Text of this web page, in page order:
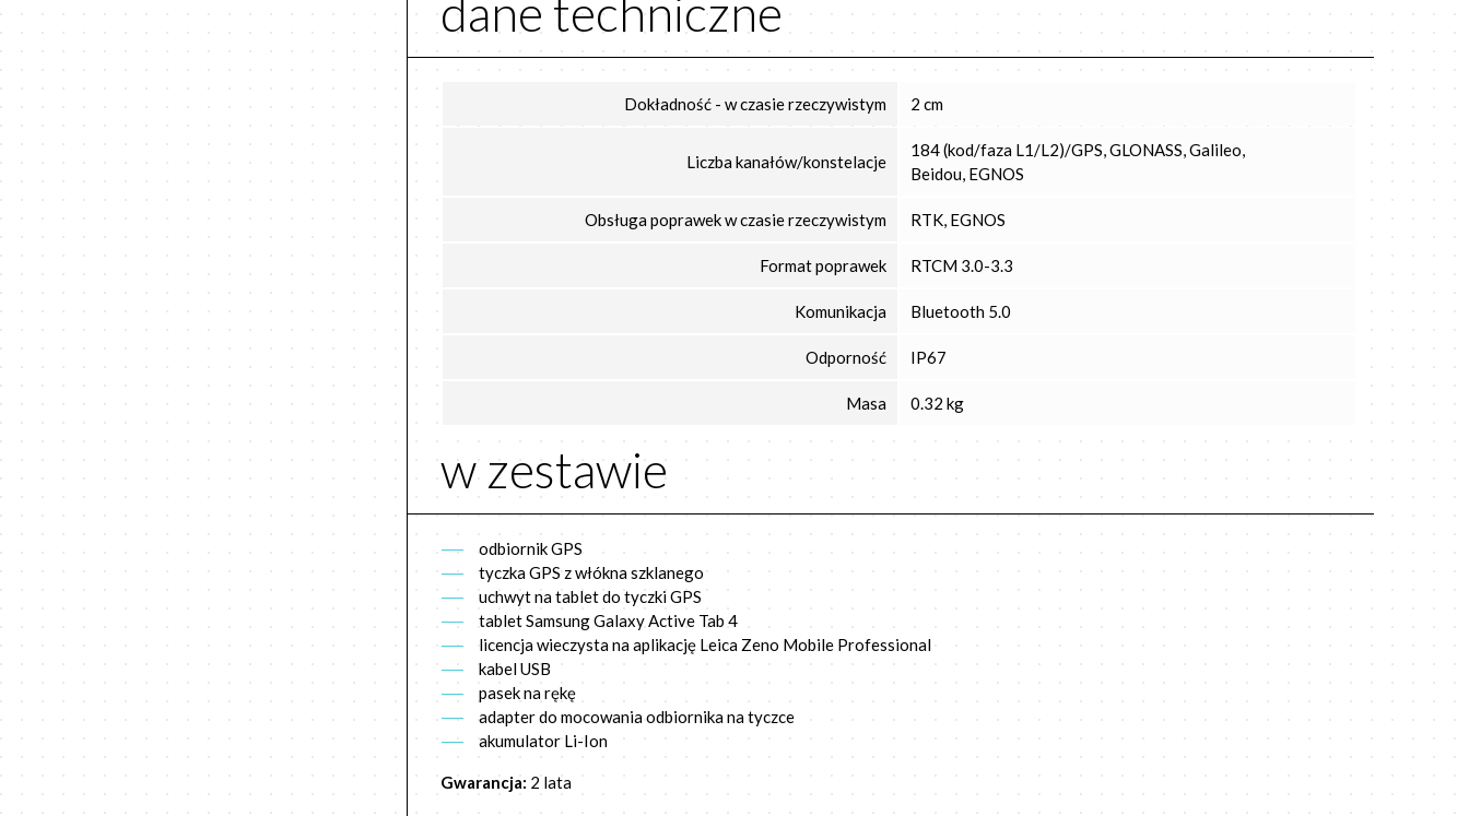
dane techniczne
Dokładność - w czasie rzeczywistym 2 cm
Liczba kanałów/konstelacje
184 (kod/faza L1/L2)/GPS, GLONASS, Galileo,
Beidou, EGNOS
Obsługa poprawek w czasie rzeczywistym RTK, EGNOS
Format poprawek RTCM 3.0-3.3
Komunikacja Bluetooth 5.0
Odporność IP67
Masa 0.32 kg
w zestawie
odbiornik GPS
tyczka GPS z włókna szklanego
uchwyt na tablet do tyczki GPS
tablet Samsung Galaxy Active Tab 4
licencja wieczysta na aplikację Leica Zeno Mobile Professional
kabel USB
pasek na rękę
adapter do mocowania odbiornika na tyczce
akumulator Li-Ion
Gwarancja: 2 lata